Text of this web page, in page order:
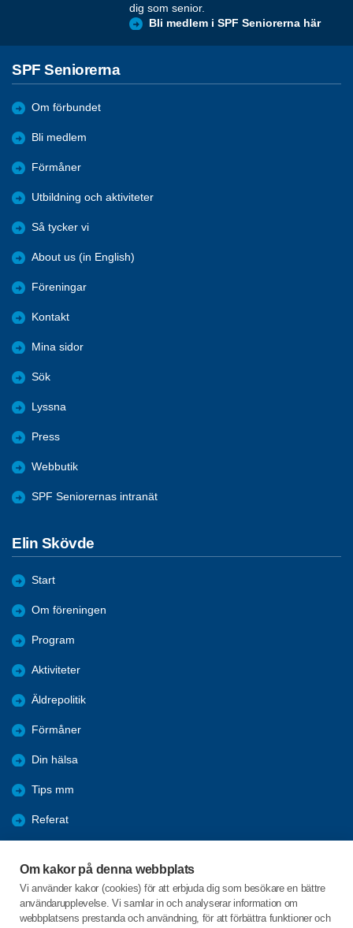
Om kakor på denna webbplats
Vi använder kakor (cookies) för att erbjuda dig som besökare en bättre
användarupplevelse. Vi samlar in och analyserar information om
webbplatsens prestanda och användning, för att förbättra funktioner och
dig som senior.
Bli medlem i SPF Seniorerna här
SPF Seniorerna
Om förbundet
Bli medlem
Förmåner
Utbildning och aktiviteter
Så tycker vi
About us (in English)
Föreningar
Kontakt
Mina sidor
Sök
Lyssna
Press
Webbutik
SPF Seniorernas intranät
Elin Skövde
Start
Om föreningen
Program
Aktiviteter
Äldrepolitik
Förmåner
Din hälsa
Tips mm
Referat
Digitalt medlemskort
Facebook